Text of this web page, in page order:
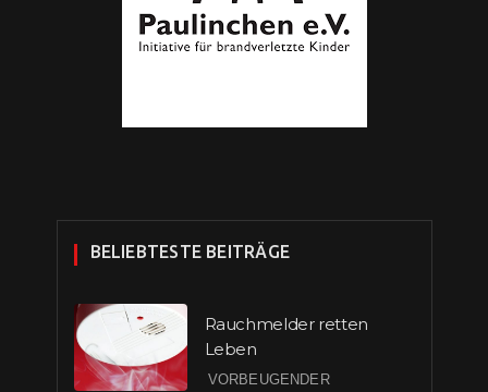
BELIEBTESTE BEITRÄGE
Rauchmelder retten
Leben
VORBEUGENDER